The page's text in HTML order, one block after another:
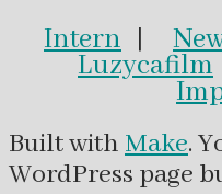
Intern |
Luzycafilm
Built withMake.
WordPress page